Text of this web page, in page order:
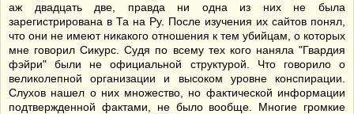
аж двадцать две, правда ни одна из них не была
зарегистрирована в Та на Ру. После изучения их сайтов понял,
что они не имеют никакого отношения к тем убийцам, о которых
мне говорил Сикурс. Судя по всему тех кого наняла "Гвардия
фэйри" были не официальной структурой. Что говорило о
великолепной организации и высоком уровне конспирации.
Слухов нашел о них множество, но фактической информации
подтвержденной фактами, не было вообще. Многие громкие